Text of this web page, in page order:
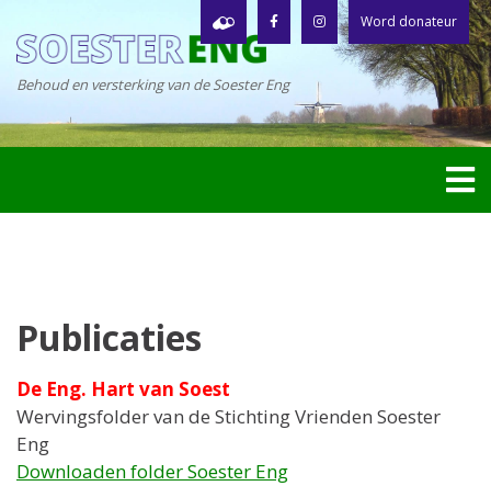
Word donateur
Behoud en versterking van de Soester Eng
Publicaties
De Eng. Hart van Soest
Wervingsfolder van de Stichting Vrienden Soester
Eng
Downloaden folder Soester Eng